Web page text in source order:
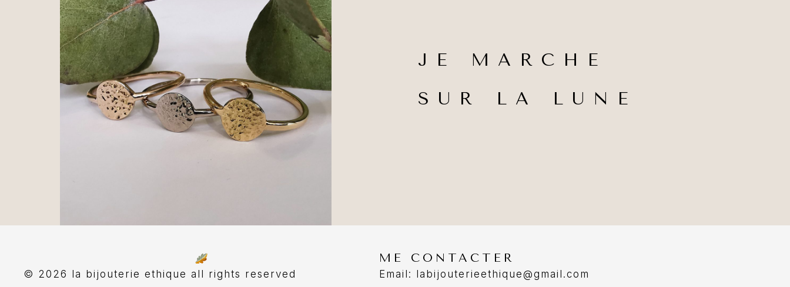
JE MARCHE
SUR LA LUNE
© 2026 la bijouterie ethique all rights reserved
ME CONTACTER
Email: labijouterieethique@gmail.com